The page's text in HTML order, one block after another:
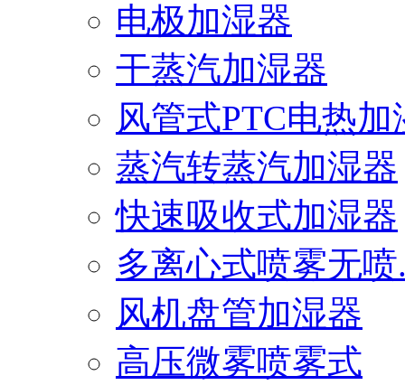
电极加湿器
干蒸汽加湿器
风管式PTC电热加
蒸汽转蒸汽加湿器
快速吸收式加湿器
多离心式喷雾无喷
风机盘管加湿器
高压微雾喷雾式